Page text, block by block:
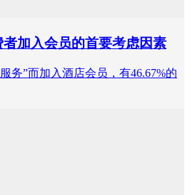
加入会员的首要考虑因素
务”而加入酒店会员，有46.67%的